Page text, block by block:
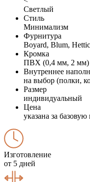
Светлый
Стиль
Минимализм
Фурнитура
Boyard, Blum,
Кромка
ПВХ (0,4 мм, 2 мм)
Внутреннее
на выбор (полки,
Размер
индивидуальный
Цена
указана за
Изготовление
от 5 дней